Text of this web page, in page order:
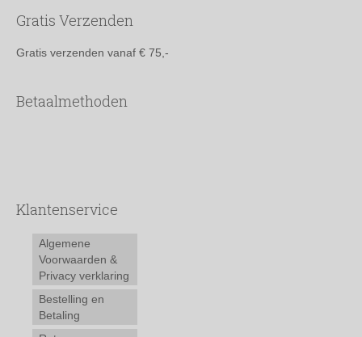
Gratis Verzenden
Gratis verzenden vanaf € 75,-
Betaalmethoden
Klantenservice
Algemene
Voorwaarden &
Privacy verklaring
Bestelling en
Betaling